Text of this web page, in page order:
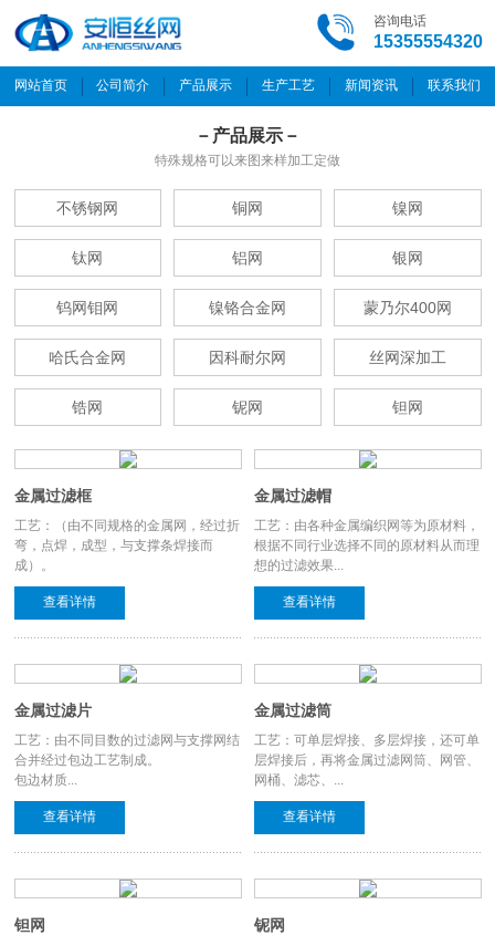
咨询电话
15355554320
网站首页 公司简介 产品展示 生产工艺 新闻资讯 联系我们
－产品展示－
特殊规格可以来图来样加工定做
不锈钢网 铜网 镍网
钛网 铝网 银网
钨网钼网 镍铬合金网 蒙乃尔400网
哈氏合金网 因科耐尔网 丝网深加工
锆网 铌网 钽网
金属过滤框
工艺：（由不同规格的金属网，经过折
弯，点焊，成型，与支撑条焊接而
成）。
查看详情
金属过滤帽
工艺：由各种金属编织网等为原材料，
根据不同行业选择不同的原材料从而理
想的过滤效果...
查看详情
金属过滤片
工艺：由不同目数的过滤网与支撑网结
合并经过包边工艺制成。
包边材质...
查看详情
金属过滤筒
工艺：可单层焊接、多层焊接，还可单
层焊接后，再将金属过滤网筒、网管、
网桶、滤芯、...
查看详情
钽网 铌网